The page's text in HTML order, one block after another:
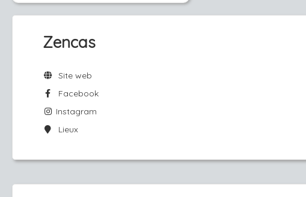
Zencas
Site web
Facebook
Instagram
Lieux